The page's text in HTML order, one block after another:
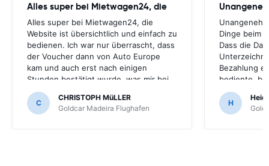
Alles super bei Mietwagen24, die
Alles super bei Mietwagen24, die
Website ist übersichtlich und einfach zu
bedienen. Ich war nur überrascht, dass
der Voucher dann von Auto Europe
kam und auch erst nach einigen
Stunden bestätigt wurde, was mir bei
der Buchung nicht klar war. Ist aber
kein Problem.
C
CHRISTOPH MüLLER
Goldcar Madeira Flughafen
Dinge beim
Dass die
Bezahlung
bediente,
übergab. 2)
zusätzliche
wollte, die
H
Heidi